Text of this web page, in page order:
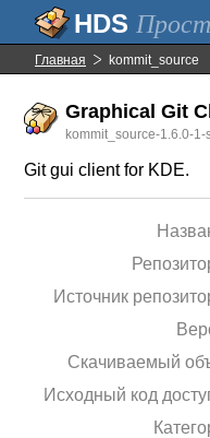
Главная kommit_source
Graphical Git
kommit_source-1.6.0-1-
Git gui client for KDE.
Источник
Скачиваемый
Исходный код